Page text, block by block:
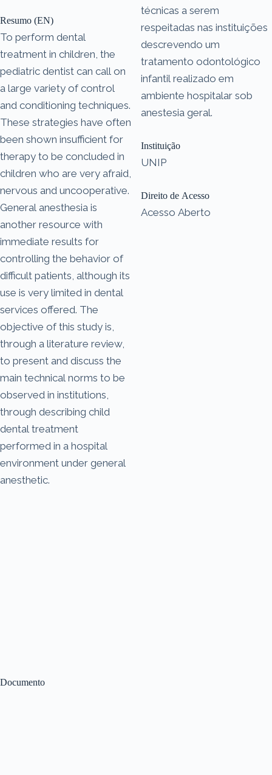
Documento
Resumo (EN)
To perform dental
treatment in children, the
pediatric dentist can call on
a large variety of control
and conditioning techniques.
These strategies have often
been shown insufficient for
therapy to be concluded in
children who are very afraid,
nervous and uncooperative.
General anesthesia is
another resource with
immediate results for
controlling the behavior of
difficult patients, although its
use is very limited in dental
services offered. The
objective of this study is,
through a literature review,
to present and discuss the
main technical norms to be
observed in institutions,
through describing child
dental treatment
performed in a hospital
environment under general
anesthetic.
técnicas a serem
respeitadas nas instituições
descrevendo um
tratamento odontológico
infantil realizado em
ambiente hospitalar sob
anestesia geral.
Instituição
UNIP
Direito de Acesso
Acesso Aberto